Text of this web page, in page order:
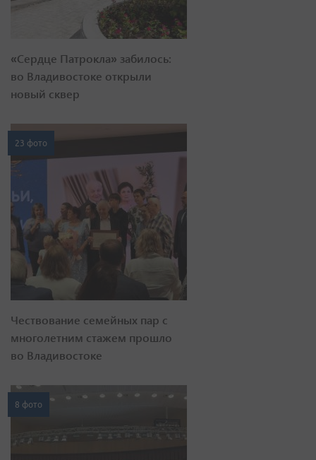
«Сердце Патрокла» забилось:
во Владивостоке открыли
новый сквер
23 фото
Чествование семейных пар с
многолетним стажем прошло
во Владивостоке
8 фото